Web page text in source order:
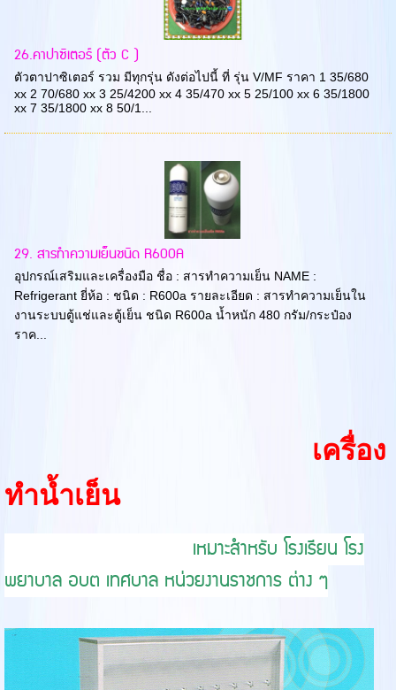
26.คาปาซิเตอร์ (ตัว C )
ตัวตาปาซิเตอร์ รวม มีทุกรุ่น ดังต่อไปนี้ ที่ รุ่น V/MF ราคา 1 35/680
xx 2 70/680 xx 3 25/4200 xx 4 35/470 xx 5 25/100 xx 6 35/1800
xx 7 35/1800 xx 8 50/1...
29. สารทำความเย็นชนิด R600A
อุปกรณ์เสริมและเครื่องมือ ชื่อ : สารทำความเย็น NAME :
Refrigerant ยี่ห้อ : ชนิด : R600a รายละเอียด : สารทำความเย็นใน
งานระบบตู้แช่และตู้เย็น ชนิด R600a น้ำหนัก 480 กรัม/กระป๋อง
ราค...
เครื่อง
ทำน้ำเย็น
เหมาะสำหรับ โรงเรียน โรง
พยาบาล อบต เทศบาล หน่วยงานราชการ ต่าง ๆ